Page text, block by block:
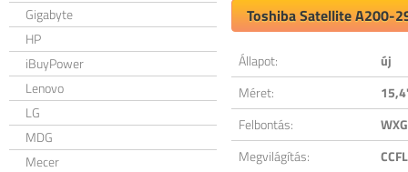
Gigabyte
HP
iBuyPower
Lenovo
LG
MDG
Mecer
Toshiba Satellite A200-
Állapot:
új
Méret:
Felbontás:
Megvilágítás:
CCFL